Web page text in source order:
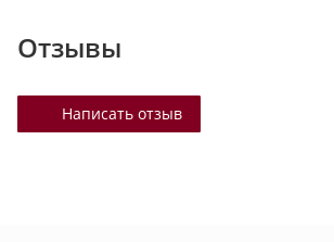
Отзывы
Написать отзыв